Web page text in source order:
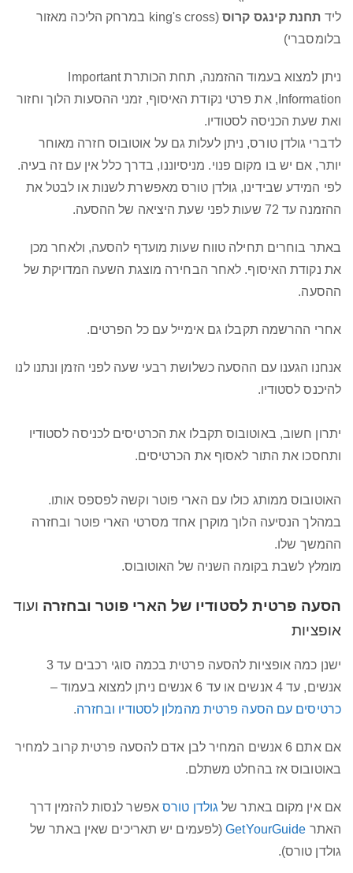
ליד תחנת קינגס קרוס
(king's cross במרחק הליכה מאזור
בלומסברי)
ניתן למצוא בעמוד ההזמנה, תחת הכותרת Important
Information, את פרטי נקודת האיסוף, זמני ההסעות הלוך וחזור
ואת שעת הכניסה לסטודיו.
לדברי גולדן טורס, ניתן לעלות גם על אוטובוס חזרה מאוחר
יותר, אם יש בו מקום פנוי. מניסיוננו, בדרך כלל אין עם זה בעיה.
לפי המידע שבידינו, גולדן טורס מאפשרת לשנות או לבטל את
ההזמנה עד 72 שעות לפני שעת היציאה של ההסעה.
באתר בוחרים תחילה טווח שעות מועדף להסעה, ולאחר מכן
את נקודת האיסוף. לאחר הבחירה מוצגת השעה המדויקת של
ההסעה.
אחרי ההרשמה תקבלו גם אימייל עם כל הפרטים.
אנחנו הגענו עם ההסעה כשלושת רבעי שעה לפני הזמן ונתנו לנו
להיכנס לסטודיו.
יתרון חשוב, באוטובוס תקבלו את הכרטיסים לכניסה לסטודיו
ותחסכו את התור לאסוף את הכרטיסים.
האוטובוס ממותג כולו עם הארי פוטר וקשה לפספס אותו.
במהלך הנסיעה הלוך מוקרן אחד מסרטי הארי פוטר ובחזרה
ההמשך שלו.
מומלץ לשבת בקומה השניה של האוטובוס.
הסעה פרטית לסטודיו של הארי פוטר ובחזרה ועוד
אופציות
ישנן כמה אופציות להסעה פרטית בכמה סוגי רכבים עד 3
אנשים, עד 4 אנשים או עד 6 אנשים ניתן למצוא בעמוד –
כרטיסים עם הסעה פרטית מהמלון לסטודיו ובחזרה.
אם אתם 6 אנשים המחיר לבן אדם להסעה פרטית קרוב למחיר
באוטובוס אז בהחלט משתלם.
אם אין מקום באתר של גולדן טורס אפשר לנסות להזמין דרך
האתר GetYourGuide(לפעמים יש תאריכים שאין באתר של
גולדן טורס).